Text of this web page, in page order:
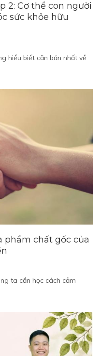
2: Cơ thể con người
sức khỏe hữu
hiểu biết căn bản nhất về
phẩm chất gốc của
ta cần học cách cảm